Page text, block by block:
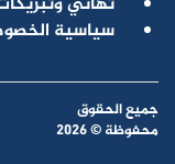
سياسية
جميع الحقوق
محفوظة © 2026